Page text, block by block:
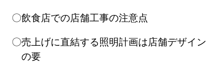
飲食店での店舗工事の注意点
売上げに直結する照明計画は店舗デザイン
の要